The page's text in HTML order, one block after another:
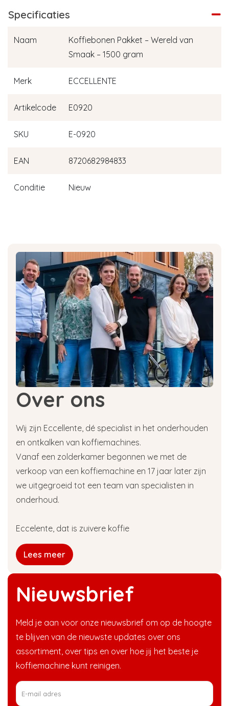
Specificaties
Naam
Koffiebonen Pakket – Wereld van
Smaak – 1500 gram
Merk ECCELLENTE
Artikelcode E0920
SKU E-0920
EAN 8720682984833
Conditie Nieuw
Nieuwsbrief
Meld je aan voor onze nieuwsbrief om op de hoogte
te blijven van de nieuwste updates over ons
assortiment, over tips en over hoe jij het beste je
koffiemachine kunt reinigen.
Over ons
Wij zijn Eccellente, dé specialist in het onderhouden
en ontkalken van koffiemachines.
Vanaf een zolderkamer begonnen we met de
verkoop van een koffiemachine en 17 jaar later zijn
we uitgegroeid tot een team van specialisten in
onderhoud.
Eccelente, dat is zuivere koffie
Lees meer